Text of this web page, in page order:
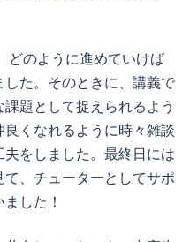
どのように進めていけば
た。そのときに、講義で
題として捉えられるよう
くなれるように時々雑談
をしました。最終日には
、チューターとしてサポ
した！